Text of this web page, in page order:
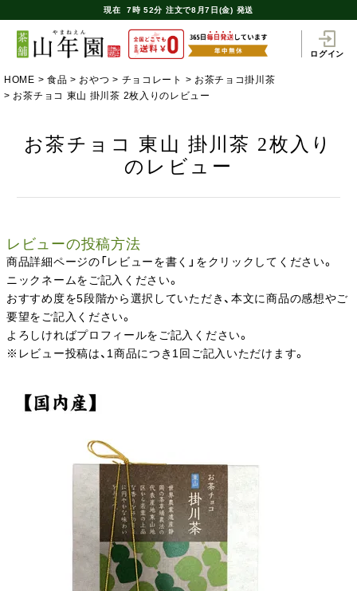
現在 7時 52分 注文で8月7日(金) 発送
ログイン
HOME 食品 おやつ チョコレート
お茶チョコ掛川茶
お茶チョコ 東山 掛川茶 2枚入りのレビュー
お茶チョコ 東山 掛川茶 2枚入り
のレビュー
レビューの投稿方法
商品詳細ページの「レビューを書く」をクリックしてください。
ニックネームをご記入ください。
おすすめ度を5段階から選択していただき、本文に商品の感想やご
要望をご記入ください。
よろしければプロフィールをご記入ください。
※レビュー投稿は、1商品につき1回ご記入いただけます。